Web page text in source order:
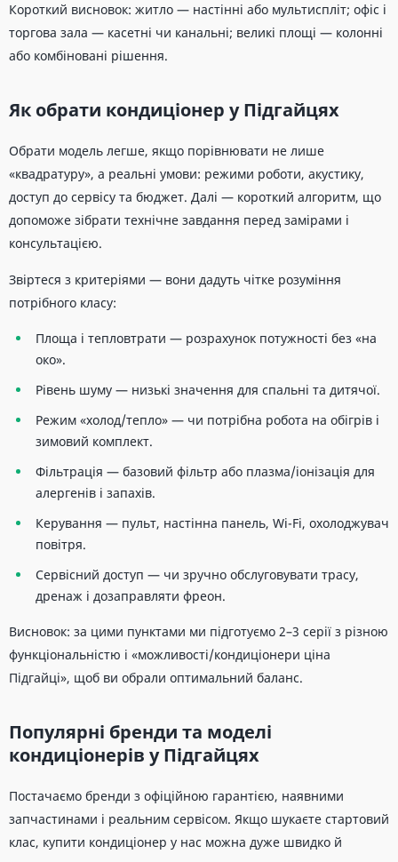
Короткий висновок: житло — настінні або мультиспліт; офіс і
торгова зала — касетні чи канальні; великі площі — колонні
або комбіновані рішення.
Як обрати кондиціонер у Підгайцях
Обрати модель легше, якщо порівнювати не лише
«квадратуру», а реальні умови: режими роботи, акустику,
доступ до сервісу та бюджет. Далі — короткий алгоритм, що
допоможе зібрати технічне завдання перед замірами і
консультацією.
Звіртеся з критеріями — вони дадуть чітке розуміння
потрібного класу:
Площа і тепловтрати — розрахунок потужності без «на
око».
Рівень шуму — низькі значення для спальні та дитячої.
Режим «холод/тепло» — чи потрібна робота на обігрів і
зимовий комплект.
Фільтрація — базовий фільтр або плазма/іонізація для
алергенів і запахів.
Керування — пульт, настінна панель, Wi-Fi, охолоджувач
повітря.
Сервісний доступ — чи зручно обслуговувати трасу,
дренаж і дозаправляти фреон.
Висновок: за цими пунктами ми підготуємо 2–3 серії з різною
функціональністю і «можливості/кондиціонери ціна
Підгайці», щоб ви обрали оптимальний баланс.
Популярні бренди та моделі
кондиціонерів у Підгайцях
Постачаємо бренди з офіційною гарантією, наявними
запчастинами і реальним сервісом. Якщо шукаєте стартовий
клас, купити кондиціонер у нас можна дуже швидко й